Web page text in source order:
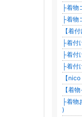
├着物
├着物
【着
├着付
├着付
├着付
【
【着
├着物
)